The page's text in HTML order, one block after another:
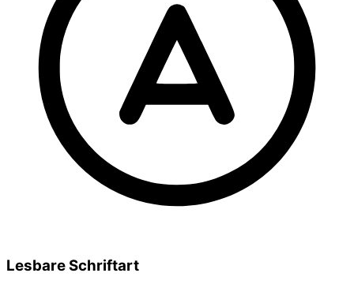
Lesbare Schriftart